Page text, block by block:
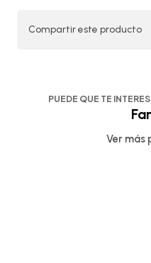
Compartir este producto
PUEDE QUE TE
Ver más